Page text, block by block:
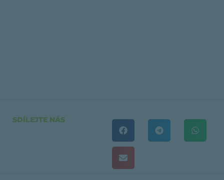
SDÍLEJTE NÁS